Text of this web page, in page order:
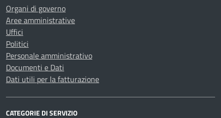
Organi di governo
Aree amministrative
Uffici
Politici
Personale amministrativo
Documenti e Dati
Dati utili per la fatturazione
CATEGORIE DI SERVIZIO